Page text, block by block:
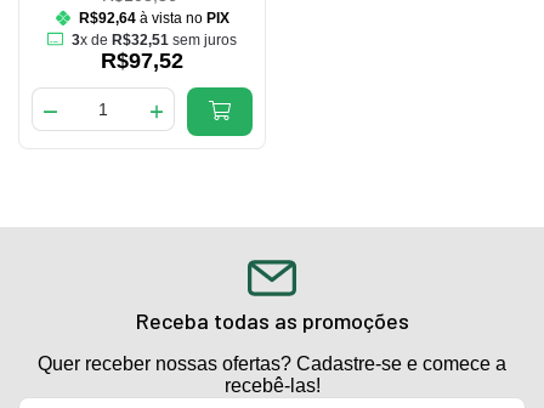
R$92,64 à vista no PIX
3x deR$32,51 sem juros
R$97,52
Receba todas as promoções
Quer receber nossas ofertas? Cadastre-se e comece a
recebê-las!